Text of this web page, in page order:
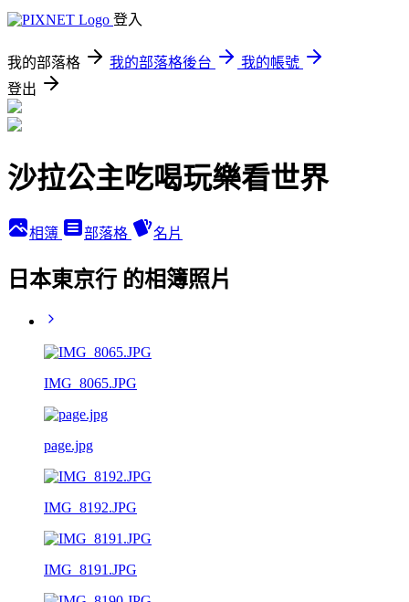
登入
我的部落格 我的部落格後台
我的帳號
登出
沙拉公主吃喝玩樂看世界
相簿 部落格 名片
日本東京行 的相簿照片
IMG_8065.JPG
page.jpg
IMG_8192.JPG
IMG_8191.JPG